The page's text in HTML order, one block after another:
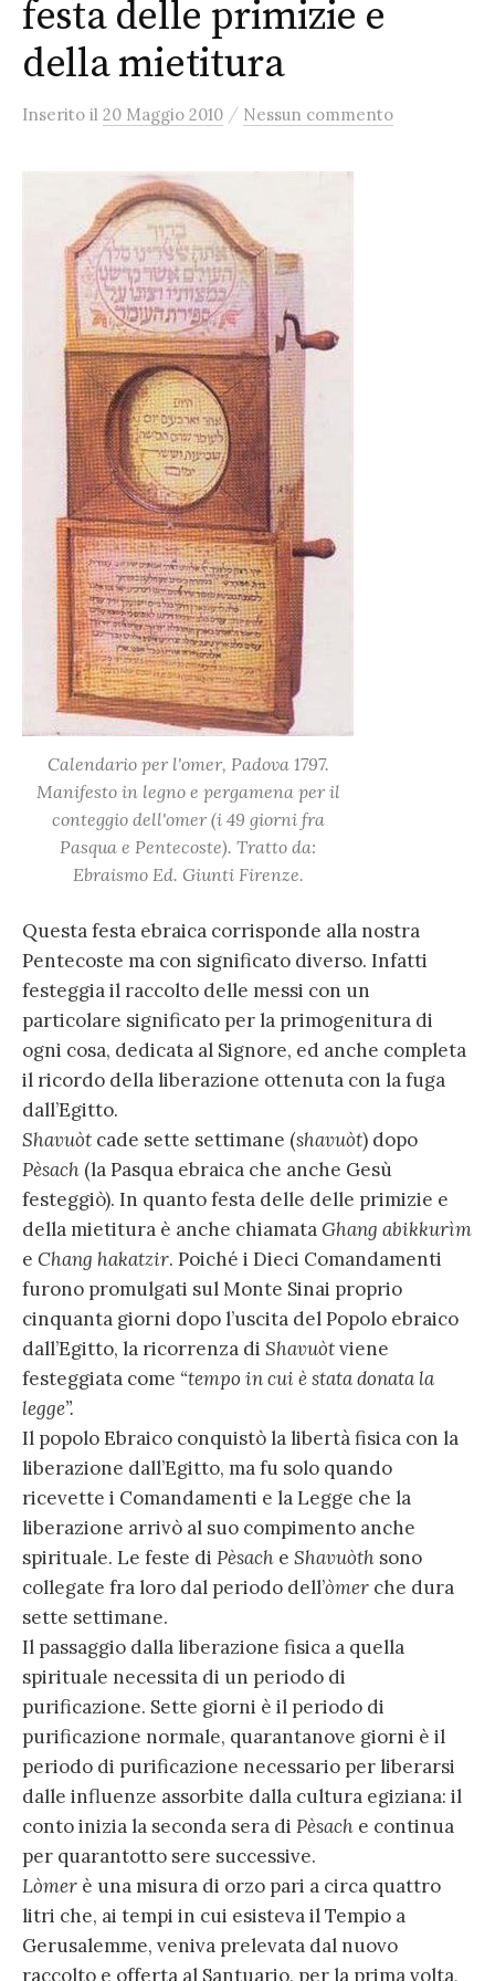
festa delle primizie e
della mietitura
Inserito il 20 Maggio 2010 / Nessun commento
Calendario per l'omer, Padova 1797.
Manifesto in legno e pergamena per il
conteggio dell'omer (i 49 giorni fra
Pasqua e Pentecoste). Tratto da:
Ebraismo Ed. Giunti Firenze.
Questa festa ebraica corrisponde alla nostra
Pentecoste ma con significato diverso. Infatti
festeggia il raccolto delle messi con un
particolare significato per la primogenitura di
ogni cosa, dedicata al Signore, ed anche completa
il ricordo della liberazione ottenuta con la fuga
dall’Egitto.
Shavuòt cade sette settimane (shavuòt) dopo
Pèsach (la Pasqua ebraica che anche Gesù
festeggiò). In quanto festa delle delle primizie e
della mietitura è anche chiamataGhang abikkurìm
e Chang hakatzir. Poiché i Dieci Comandamenti
furono promulgati sul Monte Sinai proprio
cinquanta giorni dopo l’uscita del Popolo ebraico
dall’Egitto, la ricorrenza di Shavuòtviene
festeggiata come “tempo in cui è stata donata la
legge”.
Il popolo Ebraico conquistò la libertà fisica con la
liberazione dall’Egitto, ma fu solo quando
ricevette i Comandamenti e la Legge che la
liberazione arrivò al suo compimento anche
spirituale. Le feste di Pèsach e Shavuòth sono
collegate fra loro dal periodo dell’òmer che dura
sette settimane.
Il passaggio dalla liberazione fisica a quella
spirituale necessita di un periodo di
purificazione. Sette giorni è il periodo di
purificazione normale, quarantanove giorni è il
periodo di purificazione necessario per liberarsi
dalle influenze assorbite dalla cultura egiziana: il
conto inizia la seconda sera di Pèsach e continua
per quarantotto sere successive.
Lòmer è una misura di orzo pari a circa quattro
litri che, ai tempi in cui esisteva il Tempio a
Gerusalemme, veniva prelevata dal nuovo
raccolto e offerta al Santuario, per la prima volta,